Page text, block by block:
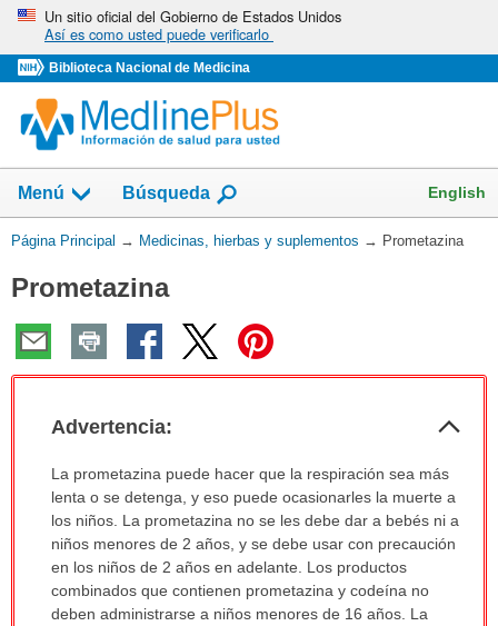
Omita
vaya
al
Contenido
Un sitio oficial del Gobierno de Estados Unidos
Así es como usted puede verificarlo
Biblioteca Nacional de Medicina
Menú
Mostrar
campo
de
Búsqueda English
Usted
aquí:
Página Principal → Medicinas, hierbas y suplementos → Prometazina
Prometazina
Advertencia:
Advertencia:
sido
extendido.
La prometazina puede hacer que la respiración sea más
lenta o se detenga, y eso puede ocasionarles la muerte a
los niños. La prometazina no se les debe dar a bebés ni a
niños menores de 2 años, y se debe usar con precaución
en los niños de 2 años en adelante. Los productos
combinados que contienen prometazina y codeína no
deben administrarse a niños menores de 16 años. La